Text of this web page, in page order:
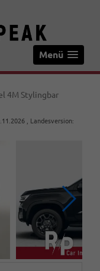
Menü
4M Stylingbar
, Landesversion: